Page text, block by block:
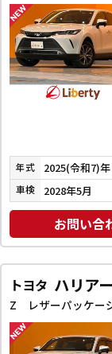
年式 2025(令和7)年
車検 2028年5月
お問い合
トヨタ ハリアー